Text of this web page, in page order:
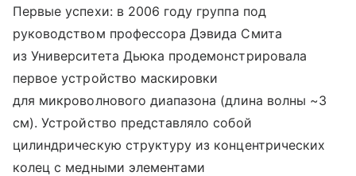
Первые успехи: в 2006 году группа под
руководством профессора Дэвида Смита
из Университета Дьюка продемонстрировала
первое устройство маскировки
для микроволнового диапазона (длина волны ~3
см). Устройство представляло собой
цилиндрическую структуру из концентрических
колец с медными элементами